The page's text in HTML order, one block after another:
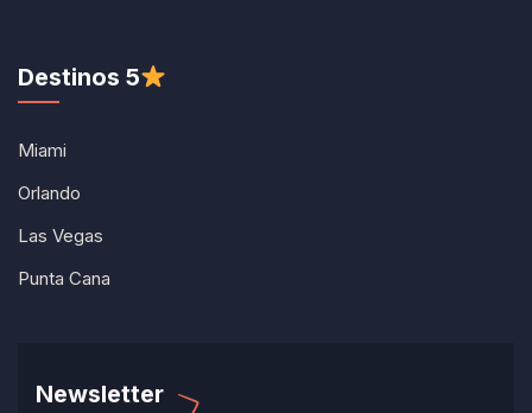
Destinos 5
Miami
Orlando
Las Vegas
Punta Cana
Newsletter